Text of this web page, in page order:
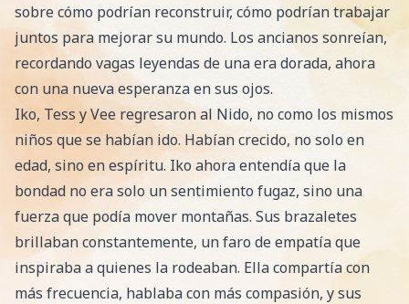
sobre cómo podrían reconstruir, cómo podrían trabajar
juntos para mejorar su mundo. Los ancianos sonreían,
recordando vagas leyendas de una era dorada, ahora
con una nueva esperanza en sus ojos.
Iko, Tess y Vee regresaron al Nido, no como los mismos
niños que se habían ido. Habían crecido, no solo en
edad, sino en espíritu. Iko ahora entendía que la
bondad no era solo un sentimiento fugaz, sino una
fuerza que podía mover montañas. Sus brazaletes
brillaban constantemente, un faro de empatía que
inspiraba a quienes la rodeaban. Ella compartía con
más frecuencia, hablaba con más compasión, y sus